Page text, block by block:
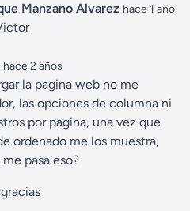
Manzano Alvarez hace 1 año
hace 2 años
la pagina web no me
las opciones de columna ni
por pagina, una vez que
ordenado me los muestra,
pasa eso?